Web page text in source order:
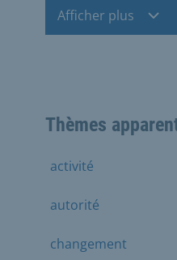
Afficher plus
Thèmes
activité
autorité
changement